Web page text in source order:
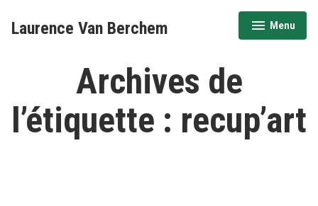
Laurence Van Berchem Menu
déplié
réduit
Archives de
l’étiquette : recup’art